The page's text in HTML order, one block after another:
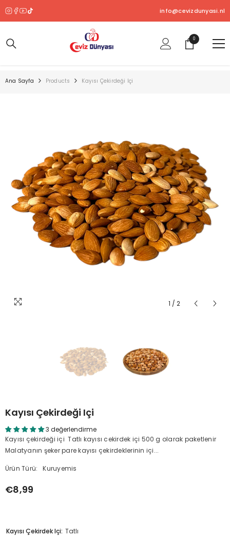
info@cevizdunyasi.nl
00
ürün
Ana Sayfa Products Kayısı Çekirdeği Içi
1 / 2
Kayısı Çekirdeği Içi
3 değerlendirme
Kayısı çekirdeği içi Tatlı kayısı cekirdek içi 500 g olarak paketlenir
Malatyanın şeker pare kayısı çekirdeklerinin içi...
Ürün Türü: Kuruyemis
€8,99
Kayısı Çekirdek Içi: Tatlı